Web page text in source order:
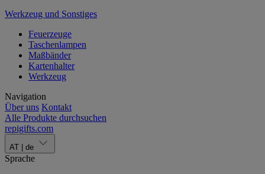
Werkzeug und Sonstiges
Feuerzeuge
Taschenlampen
Maßbänder
Kartenhalter
Werkzeug
Navigation
Über uns Kontakt
Alle Produkte durchsuchen
repigifts.com
AT de
Sprache